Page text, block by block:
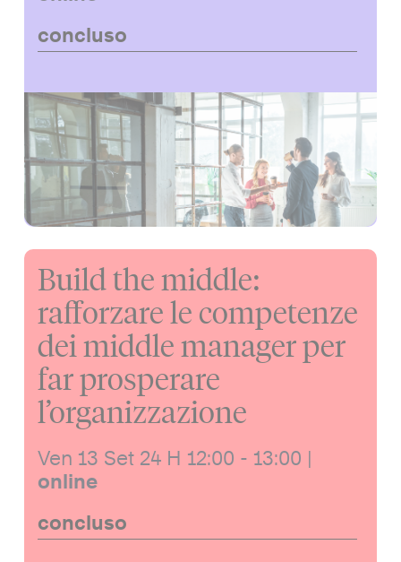
concluso
Build the middle:
rafforzare le competenze
dei middle manager per
far prosperare
l’organizzazione
Ven 13 Set 24 H 12:00 - 13:00 |
online
concluso